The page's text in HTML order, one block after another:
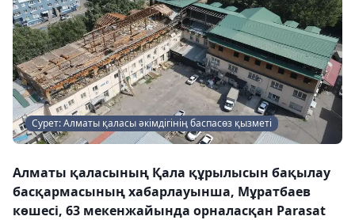
Сурет: Алматы қаласы әкімдігінің баспасөз қызметі
Алматы қаласының Қала құрылысын бақылау
басқармасының хабарлауынша, Мұратбаев
көшесі, 63 мекенжайында орналасқан Parasat